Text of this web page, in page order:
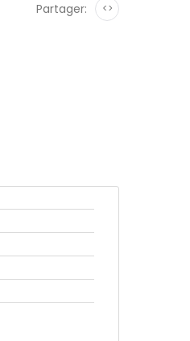
Partager: <>